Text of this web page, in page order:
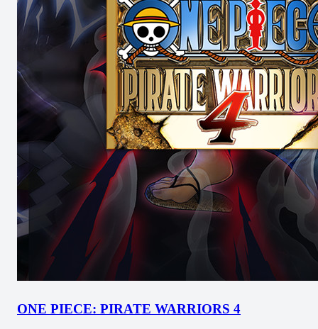
ONE PIECE: PIRATE WARRIORS 4